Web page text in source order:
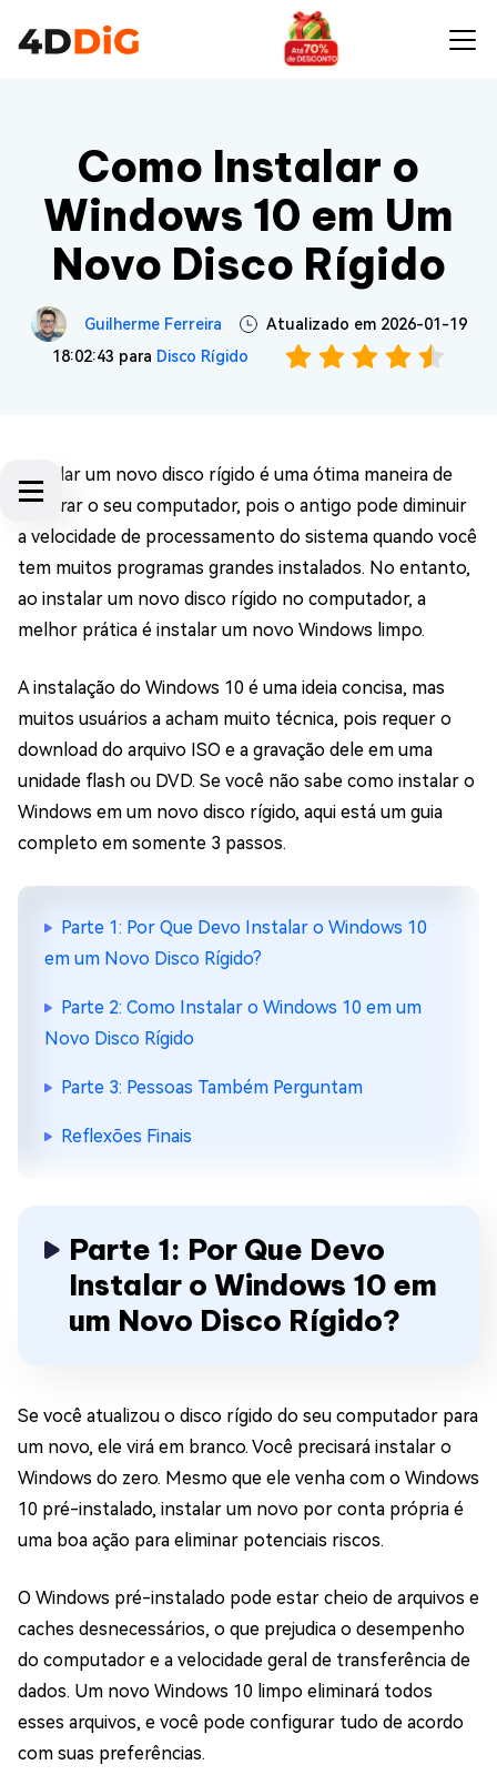
Como Instalar o
Windows 10 em Um
Novo Disco Rígido
Guilherme Ferreira
Atualizado em 2026-01-19
18:02:43 para Disco Rígido
Instalar um novo disco rígido é uma ótima maneira de
acelerar o seu computador, pois o antigo pode diminuir
a velocidade de processamento do sistema quando você
tem muitos programas grandes instalados. No entanto,
ao instalar um novo disco rígido no computador, a
melhor prática é instalar um novo Windows limpo.
A instalação do Windows 10 é uma ideia concisa, mas
muitos usuários a acham muito técnica, pois requer o
download do arquivo ISO e a gravação dele em uma
unidade flash ou DVD. Se você não sabe como instalar o
Windows em um novo disco rígido, aqui está um guia
completo em somente 3 passos.
Parte 1: Por Que Devo Instalar o Windows 10
em um Novo Disco Rígido?
Parte 2: Como Instalar o Windows 10 em um
Novo Disco Rígido
Parte 3: Pessoas Também Perguntam
Reflexões Finais
Parte 1: Por Que Devo
Instalar o Windows 10 em
um Novo Disco Rígido?
Se você atualizou o disco rígido do seu computador para
um novo, ele virá em branco. Você precisará instalar o
Windows do zero. Mesmo que ele venha com o Windows
10 pré-instalado, instalar um novo por conta própria é
uma boa ação para eliminar potenciais riscos.
O Windows pré-instalado pode estar cheio de arquivos e
caches desnecessários, o que prejudica o desempenho
do computador e a velocidade geral de transferência de
dados. Um novo Windows 10 limpo eliminará todos
esses arquivos, e você pode configurar tudo de acordo
com suas preferências.